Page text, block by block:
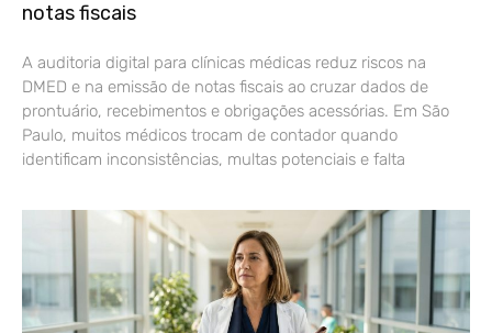
notas fiscais
A auditoria digital para clínicas médicas reduz riscos na
DMED e na emissão de notas fiscais ao cruzar dados de
prontuário, recebimentos e obrigações acessórias. Em São
Paulo, muitos médicos trocam de contador quando
identificam inconsistências, multas potenciais e falta